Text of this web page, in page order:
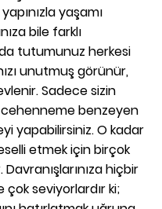
yaşamı
bile farklı
tutumunuz herkesi
unutmuş görünür,
Sadece sizin
benzeyen
yapabilirsiniz. O kadar
etmek için birçok
Davranışlarınıza hiçbir
seviyorlardır ki;